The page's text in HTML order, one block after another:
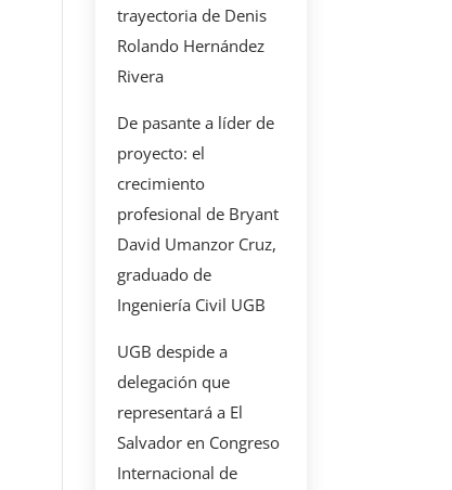
trayectoria de Denis
Rolando Hernández
Rivera
De pasante a líder de
proyecto: el
crecimiento
profesional de Bryant
David Umanzor Cruz,
graduado de
Ingeniería Civil UGB
UGB despide a
delegación que
representará a El
Salvador en Congreso
Internacional de